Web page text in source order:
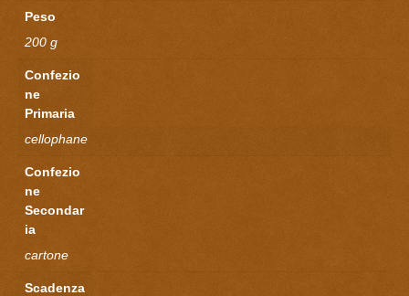
Peso
200 g
Confezio
ne
Primaria
cellophane
Confezio
ne
Secondar
ia
cartone
Scadenza